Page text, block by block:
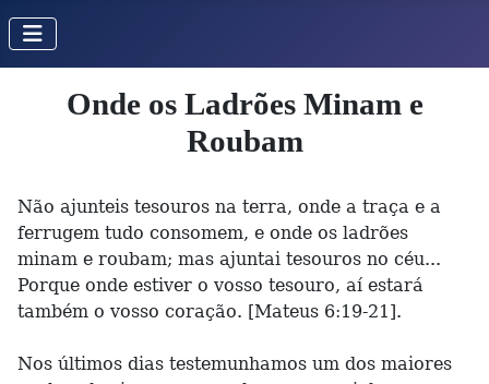
Onde os Ladrões Minam e
Roubam
Não ajunteis tesouros na terra, onde a traça e a
ferrugem tudo consomem, e onde os ladrões
minam e roubam; mas ajuntai tesouros no céu...
Porque onde estiver o vosso tesouro, aí estará
também o vosso coração. [Mateus 6:19-21].
Nos últimos dias testemunhamos um dos maiores